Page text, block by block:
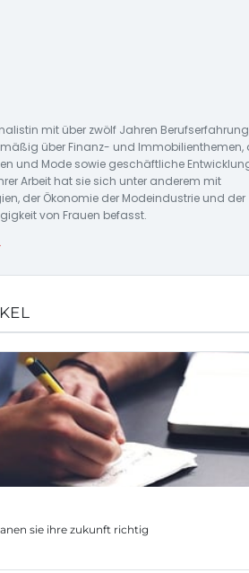
mit über zwölf Jahren
über Finanz- und Immobilienthemen,
und Mode sowie geschäftliche
Arbeit hat sie sich unter anderem mit
der Ökonomie der Modeindustrie und der
von Frauen befasst.
sie ihre zukunft richtig